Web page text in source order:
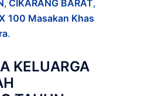
,CIKARANG BARAT,
100 Masakan Khas
.
KELUARGA